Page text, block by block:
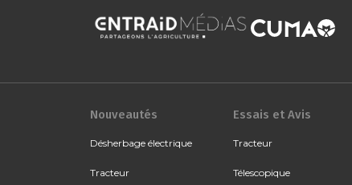
Nouveautés
Désherbage électrique
Tracteur
Essais et Avis
Tracteur
Télescopique